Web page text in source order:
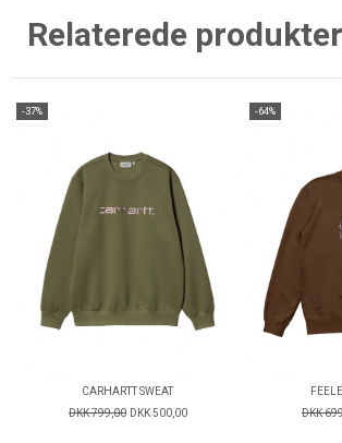
Relaterede produkter
-37%
CARHARTT SWEAT
DKK 799,00 DKK 500,00
-64%
DKK